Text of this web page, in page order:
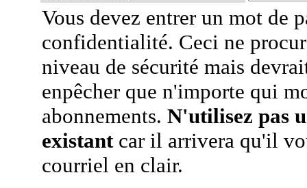
Vous devez entrer un mot de
confidentialité. Ceci ne
niveau de sécurité mais
enpêcher que n'importe qui
abonnements. N'utilisez pas
existantcar il arrivera qu'il
courriel en clair.